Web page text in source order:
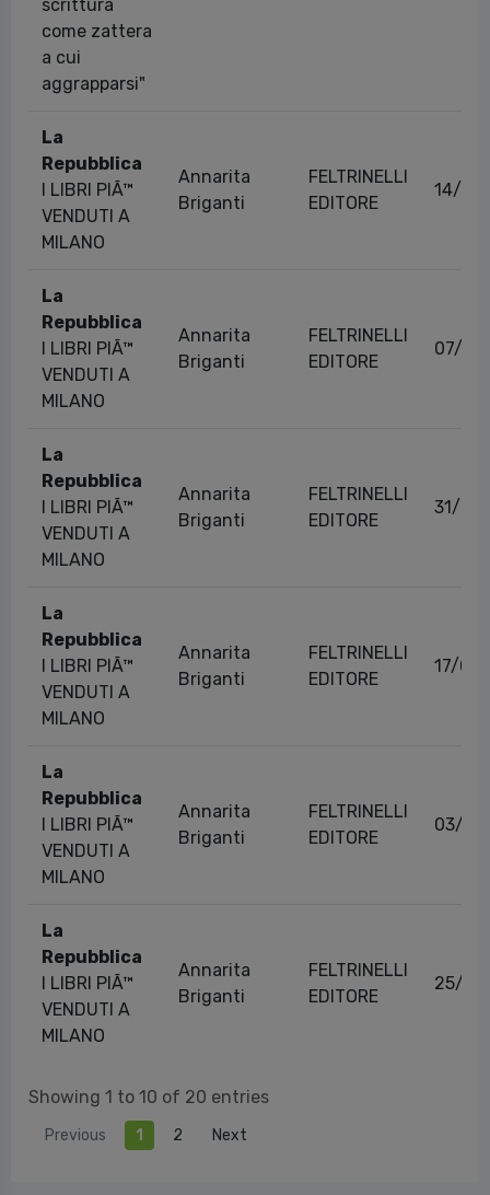
scrittura
come zattera
a cui
aggrapparsi"
La
Repubblica
I LIBRI PIÃ™
VENDUTI A
MILANO
Annarita
Briganti
FELTRINELLI
EDITORE
14/
La
Repubblica
I LIBRI PIÃ™
VENDUTI A
MILANO
Annarita
Briganti
FELTRINELLI
EDITORE
07/
La
Repubblica
I LIBRI PIÃ™
VENDUTI A
MILANO
Annarita
Briganti
FELTRINELLI
EDITORE
31/
La
Repubblica
I LIBRI PIÃ™
VENDUTI A
MILANO
Annarita
Briganti
FELTRINELLI
EDITORE
17/
La
Repubblica
I LIBRI PIÃ™
VENDUTI A
MILANO
Annarita
Briganti
FELTRINELLI
EDITORE
03/
La
Repubblica
I LIBRI PIÃ™
VENDUTI A
MILANO
Annarita
Briganti
FELTRINELLI
EDITORE
25/
Showing 1 to 10 of 20 entries
Previous 1 2 Next